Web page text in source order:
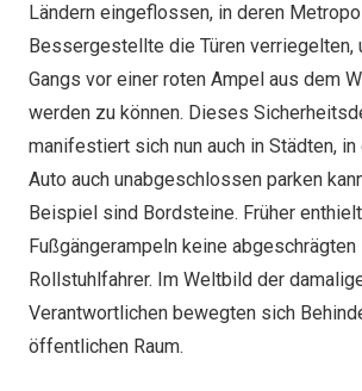
Ländern eingeflossen, in deren
Bessergestellte die Türen verriegelten,
Gangs vor einer roten Ampel aus dem
werden zu können. Dieses
manifestiert sich nun auch in Städten,
Auto auch unabgeschlossen parken
Beispiel sind Bordsteine. Früher
Fußgängerampeln keine
Rollstuhlfahrer. Im Weltbild der
Verantwortlichen bewegten sich
öffentlichen Raum.